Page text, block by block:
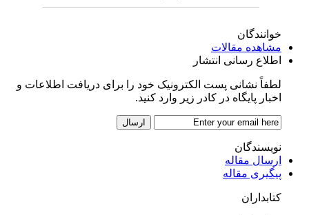
خوانندگان
مشاهده مقالات
اطلاع رسانی انتشار
لطفاً نشانی پست الکترونیک خود را برای دریافت اطلاعات و
اخبار پایگاه در کادر زیر وارد کنید.
نویسندگان
ارسال مقاله
پیگیری مقاله
کتابداران